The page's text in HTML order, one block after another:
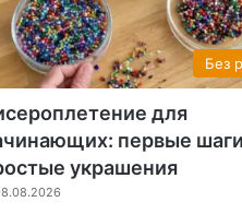
Без
для
первые
украшения